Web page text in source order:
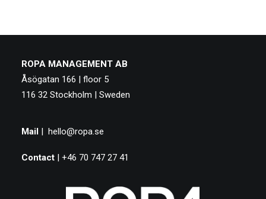
ROPA MANAGEMENT AB
Åsögatan 166 | floor 5
116 32 Stockholm | Sweden
Mail | hello@ropa.se
Contact | +46 70 747 27 41